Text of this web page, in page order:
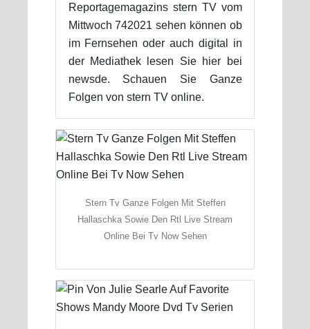
Reportagemagazins stern TV vom
Mittwoch 742021 sehen können ob
im Fernsehen oder auch digital in
der Mediathek lesen Sie hier bei
newsde. Schauen Sie Ganze
Folgen von stern TV online.
Stern Tv Ganze Folgen Mit Steffen
Hallaschka Sowie Den Rtl Live Stream
Online Bei Tv Now Sehen